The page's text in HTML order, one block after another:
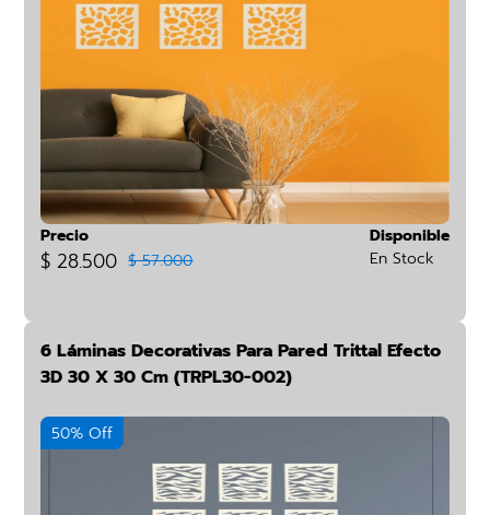
Precio
$ 28.500 $ 57.000
Disponible
En Stock
6 Láminas Decorativas Para Pared Trittal Efecto
3D 30 X 30 Cm (TRPL30-002)
50% Off